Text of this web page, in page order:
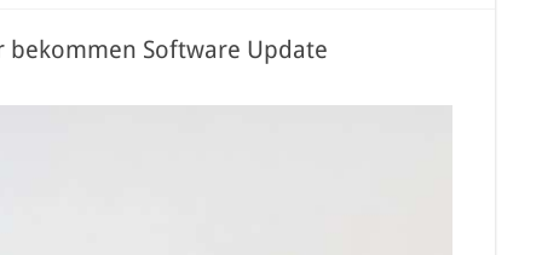
bekommen Software Update